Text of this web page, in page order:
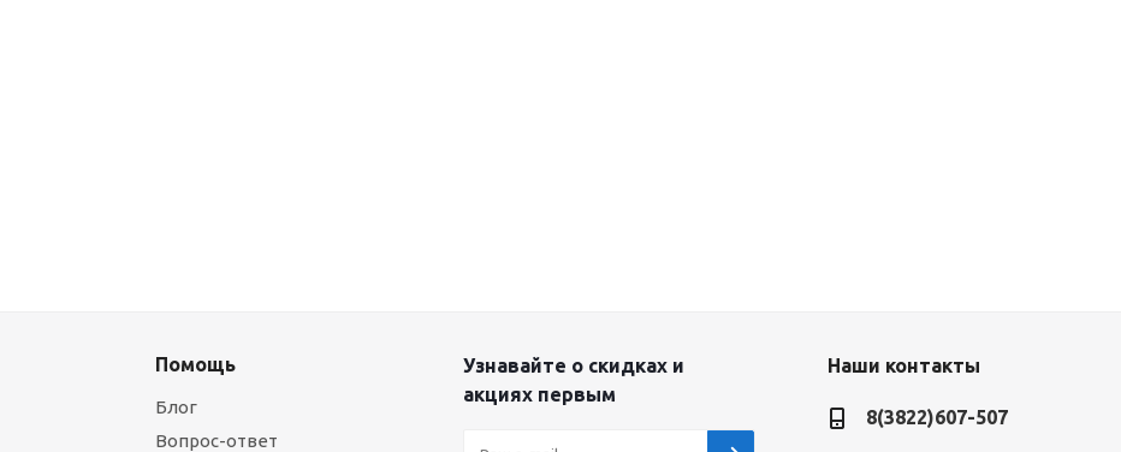
Помощь
Блог
Вопрос-ответ
Узнавайте о скидках и
акциях первым
Наши контакты
8(3822)607-507